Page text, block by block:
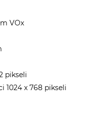
VOx
pikseli
1024 x 768 pikseli